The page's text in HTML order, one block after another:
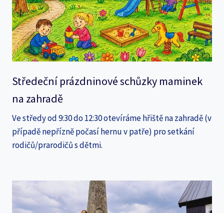
Středeční prázdninové schůzky maminek
na zahradě
Ve středy od 9:30 do 12:30 otevíráme hřiště na zahradě (v
případě nepřízně počasí hernu v patře) pro setkání
rodičů/prarodičů s dětmi.